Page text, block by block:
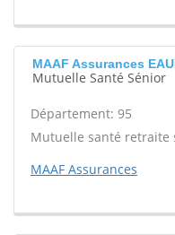
MAAF Assurances
Mutuelle Santé Sénior
Département: 95
Mutuelle santé retraite
MAAF Assurances